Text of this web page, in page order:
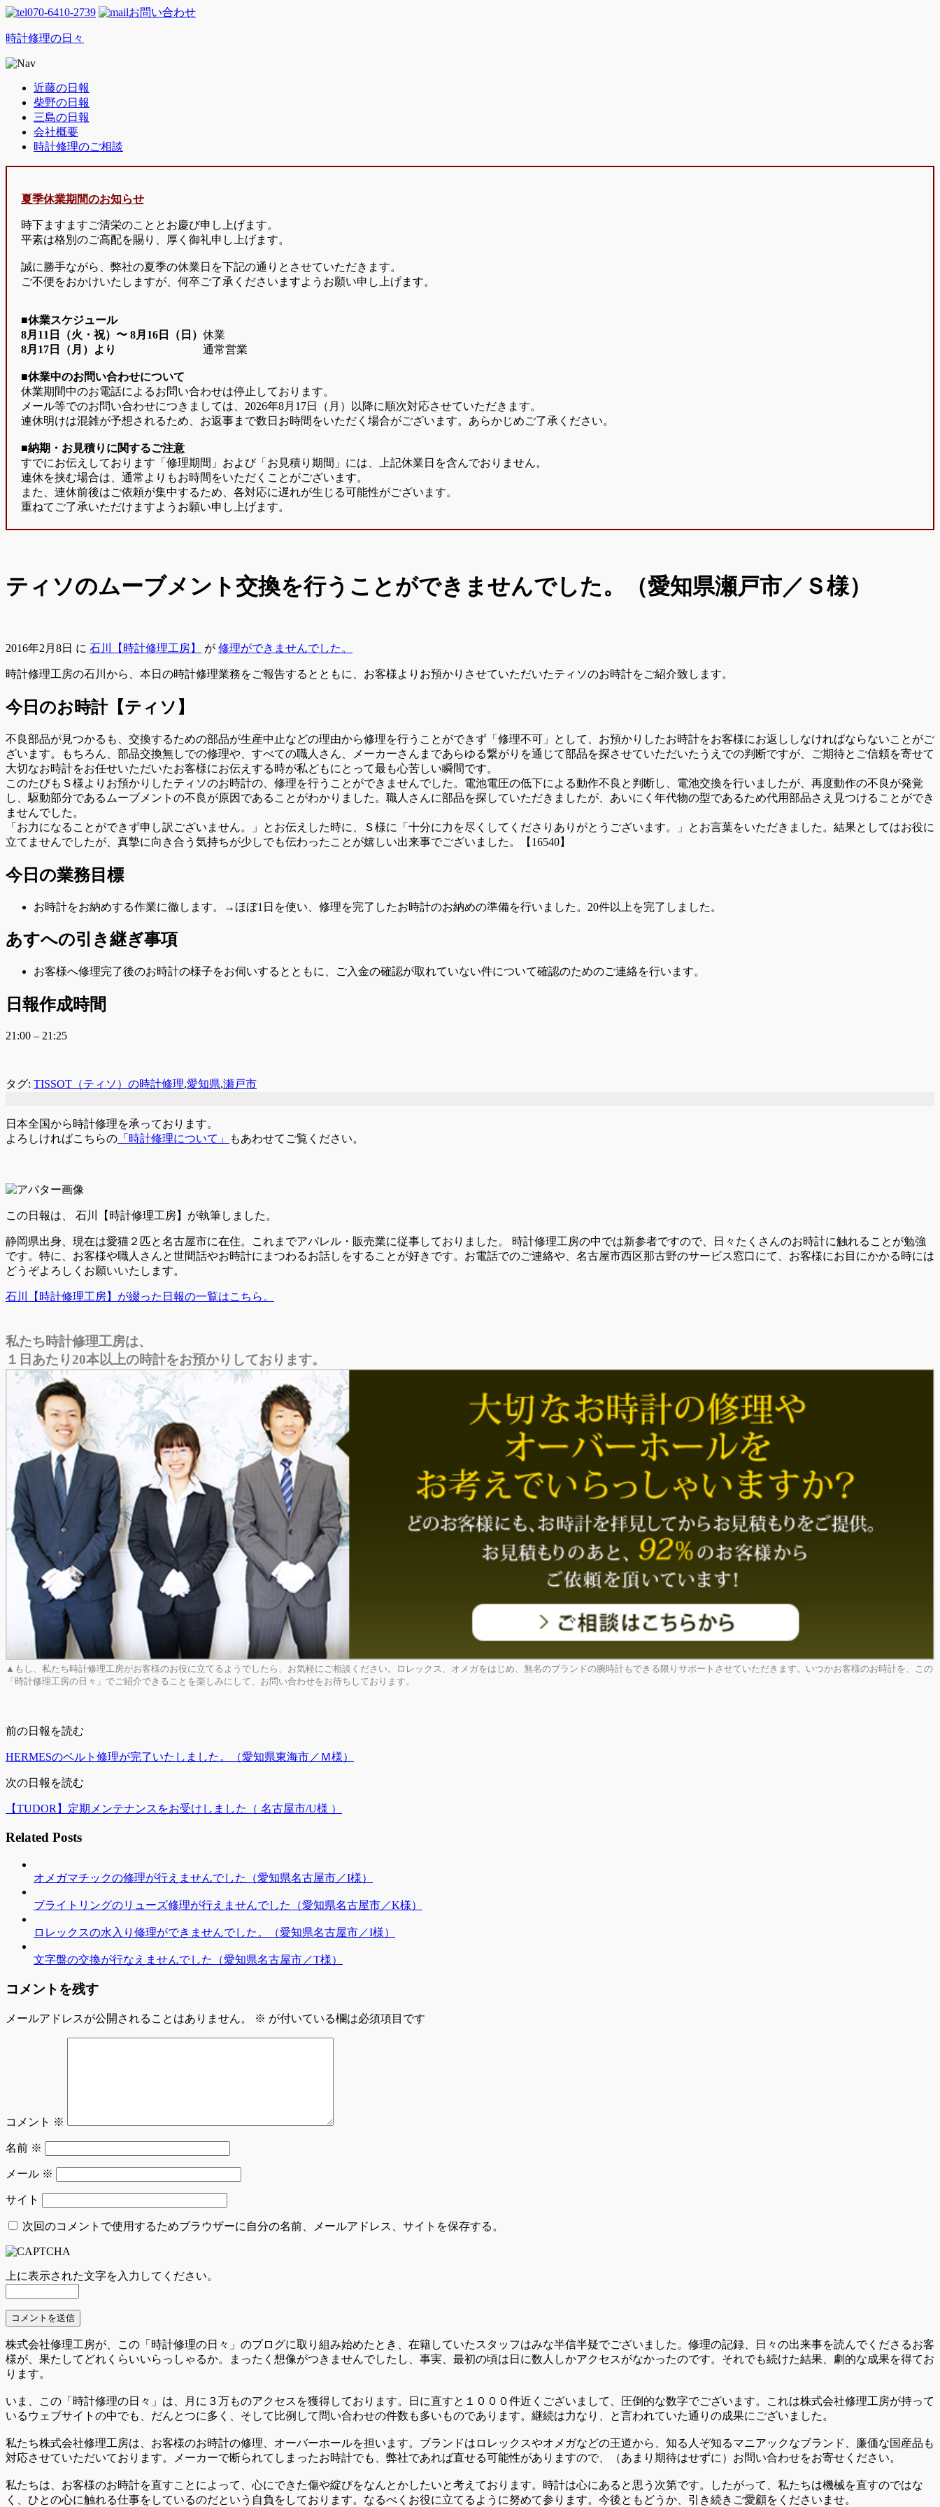
070-6410-2739 お問い合わせ
時計修理の日々
近藤の日報
柴野の日報
三島の日報
会社概要
時計修理のご相談
夏季休業期間のお知らせ
時下ますますご清栄のこととお慶び申し上げます。
平素は格別のご高配を賜り、厚く御礼申し上げます。
誠に勝手ながら、弊社の夏季の休業日を下記の通りとさせていただきます。
ご不便をおかけいたしますが、何卒ご了承くださいますようお願い申し上げます。
■休業スケジュール
8月11日（火・祝）〜 8月16日（日） 休業
8月17日（月）より
通常営業
■休業中のお問い合わせについて
休業期間中のお電話によるお問い合わせは停止しております。
メール等でのお問い合わせにつきましては、2026年8月17日（月）以降に順次対応させていただきます。
連休明けは混雑が予想されるため、お返事まで数日お時間をいただく場合がございます。あらかじめご了承ください。
■納期・お見積りに関するご注意
すでにお伝えしております「修理期間」および「お見積り期間」には、上記休業日を含んでおりません。
連休を挟む場合は、通常よりもお時間をいただくことがございます。
また、連休前後はご依頼が集中するため、各対応に遅れが生じる可能性がございます。
重ねてご了承いただけますようお願い申し上げます。
ティソのムーブメント交換を行うことができませんでした。（愛知県瀬戸市／Ｓ様）
2016年2月8日 に 石川【時計修理工房】 が 修理ができませんでした。
時計修理工房の石川から、本日の時計修理業務をご報告するとともに、お客様よりお預かりさせていただいたティソのお時計をご紹介致します。
今日のお時計【ティソ】
不良部品が見つかるも、交換するための部品が生産中止などの理由から修理を行うことができず「修理不可」として、お預かりしたお時計をお客様にお返ししなければならないことがご
ざいます。もちろん、部品交換無しでの修理や、すべての職人さん、メーカーさんまであらゆる繋がりを通じて部品を探させていただいたうえでの判断ですが、ご期待とご信頼を寄せて
大切なお時計をお任せいただいたお客様にお伝えする時が私どもにとって最も心苦しい瞬間です。
このたびもＳ様よりお預かりしたティソのお時計の、修理を行うことができませんでした。電池電圧の低下による動作不良と判断し、電池交換を行いましたが、再度動作の不良が発覚
し、駆動部分であるムーブメントの不良が原因であることがわかりました。職人さんに部品を探していただきましたが、あいにく年代物の型であるため代用部品さえ見つけることができ
ませんでした。
「お力になることができず申し訳ございません。」とお伝えした時に、Ｓ様に「十分に力を尽くしてくださりありがとうございます。」とお言葉をいただきました。結果としてはお役に
立てませんでしたが、真摯に向き合う気持ちが少しでも伝わったことが嬉しい出来事でございました。【16540】
今日の業務目標
お時計をお納めする作業に徹します。→ほぼ1日を使い、修理を完了したお時計のお納めの準備を行いました。20件以上を完了しました。
あすへの引き継ぎ事項
お客様へ修理完了後のお時計の様子をお伺いするとともに、ご入金の確認が取れていない件について確認のためのご連絡を行います。
日報作成時間
21:00 – 21:25
タグ: TISSOT（ティソ）の時計修理,愛知県,瀬戸市
日本全国から時計修理を承っております。
よろしければこちらの 「時計修理について」 もあわせてご覧ください。
この日報は、 石川【時計修理工房】が執筆しました。
静岡県出身、現在は愛猫２匹と名古屋市に在住。これまでアパレル・販売業に従事しておりました。 時計修理工房の中では新参者ですので、日々たくさんのお時計に触れることが勉強
です。特に、お客様や職人さんと世間話やお時計にまつわるお話しをすることが好きです。お電話でのご連絡や、名古屋市西区那古野のサービス窓口にて、お客様にお目にかかる時には
どうぞよろしくお願いいたします。
石川【時計修理工房】が綴った日報の一覧はこちら。
私たち時計修理工房は、
１日あたり20本以上の時計をお預かりしております。
▲もし、私たち時計修理工房がお客様のお役に立てるようでしたら、お気軽にご相談ください。ロレックス、オメガをはじめ、無名のブランドの腕時計もできる限りサポートさせていただきます。いつかお客様のお時計を、この
「時計修理工房の日々」でご紹介できることを楽しみにして、お問い合わせをお待ちしております。
前の日報を読む
HERMESのベルト修理が完了いたしました。（愛知県東海市／Ｍ様）
次の日報を読む
【TUDOR】定期メンテナンスをお受けしました（ 名古屋市/U様 ）
Related Posts
オメガマチックの修理が行えませんでした（愛知県名古屋市／I様）
ブライトリングのリューズ修理が行えませんでした（愛知県名古屋市／K様）
ロレックスの水入り修理ができませんでした。（愛知県名古屋市／I様）
文字盤の交換が行なえませんでした（愛知県名古屋市／T様）
コメントを残す
メールアドレスが公開されることはありません。 ※ が付いている欄は必須項目です
コメント ※
名前 ※
メール ※
サイト
次回のコメントで使用するためブラウザーに自分の名前、メールアドレス、サイトを保存する。
上に表示された文字を入力してください。
株式会社修理工房が、この「時計修理の日々」のブログに取り組み始めたとき、在籍していたスタッフはみな半信半疑でございました。修理の記録、日々の出来事を読んでくださるお客
様が、果たしてどれくらいいらっしゃるか。まったく想像がつきませんでしたし、事実、最初の頃は日に数人しかアクセスがなかったのです。それでも続けた結果、劇的な成果を得てお
ります。
いま、この「時計修理の日々」は、月に３万ものアクセスを獲得しております。日に直すと１０００件近くございまして、圧倒的な数字でございます。これは株式会社修理工房が持って
いるウェブサイトの中でも、だんとつに多く、そして比例して問い合わせの件数も多いものであります。継続は力なり、と言われていた通りの成果にございました。
私たち株式会社修理工房は、お客様のお時計の修理、オーバーホールを担います。ブランドはロレックスやオメガなどの王道から、知る人ぞ知るマニアックなブランド、廉価な国産品も
対応させていただいております。メーカーで断られてしまったお時計でも、弊社であれば直せる可能性がありますので、（あまり期待はせずに）お問い合わせをお寄せください。
私たちは、お客様のお時計を直すことによって、心にできた傷や綻びをなんとかしたいと考えております。時計は心にあると思う次第です。したがって、私たちは機械を直すのではな
く、ひとの心に触れる仕事をしているのだという自負をしております。なるべくお役に立てるように努めて参ります。今後ともどうか、引き続きご愛顧をくださいませ。